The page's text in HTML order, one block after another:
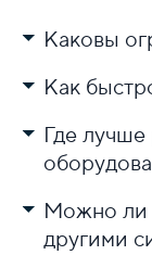
Каковы
Как
Где лучше
Можно ли
другими